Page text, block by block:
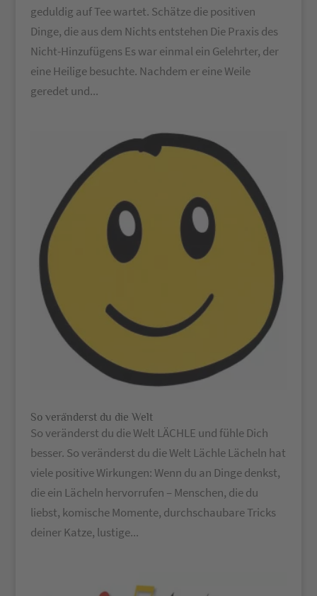
geduldig auf Tee wartet. Schätze die positiven
Dinge, die aus dem Nichts entstehen Die Praxis des
Nicht-Hinzufügens Es war einmal ein Gelehrter, der
eine Heilige besuchte. Nachdem er eine Weile
geredet und...
So veränderst du die Welt
So veränderst du die Welt LÄCHLE und fühle Dich
besser. So veränderst du die Welt Lächle Lächeln hat
viele positive Wirkungen: Wenn du an Dinge denkst,
die ein Lächeln hervorrufen – Menschen, die du
liebst, komische Momente, durchschaubare Tricks
deiner Katze, lustige...